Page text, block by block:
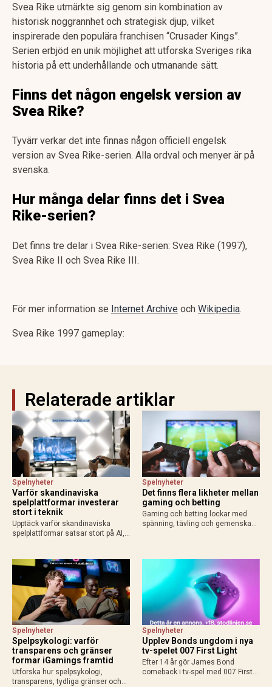
Svea Rike utmärkte sig genom sin kombination av
historisk noggrannhet och strategisk djup, vilket
inspirerade den populära franchisen “Crusader Kings”.
Serien erbjöd en unik möjlighet att utforska Sveriges rika
historia på ett underhållande och utmanande sätt.
Finns det någon engelsk version av
Svea Rike?
Tyvärr verkar det inte finnas någon officiell engelsk
version av Svea Rike-serien. Alla ordval och menyer är på
svenska.
Hur många delar finns det i Svea
Rike-serien?
Det finns tre delar i Svea Rike-serien: Svea Rike (1997),
Svea Rike II och Svea Rike III​.
För mer information se Internet Archive och Wikipedia.
Svea Rike 1997 gameplay:
Relaterade artiklar
Varför skandinaviska
spelplattformar investerar
stort i teknik
Spelnyheter
Upptäck varför skandinaviska
spelplattformar satsar stort på AI,
konkurrenskraft.
Det finns flera likheter mellan
gaming och betting
Spelnyheter
Gaming och betting lockar med
spänning, tävling och gemenskap.
Spelpsykologi: varför
transparens och gränser
formar iGamings framtid
Spelnyheter
Utforska hur spelpsykologi,
transparens, tydliga gränser och
Upplev Bonds ungdom i nya
tv-spelet 007 First Light
Spelnyheter
Efter 14 år gör James Bond
comeback i tv-spel med 007 First